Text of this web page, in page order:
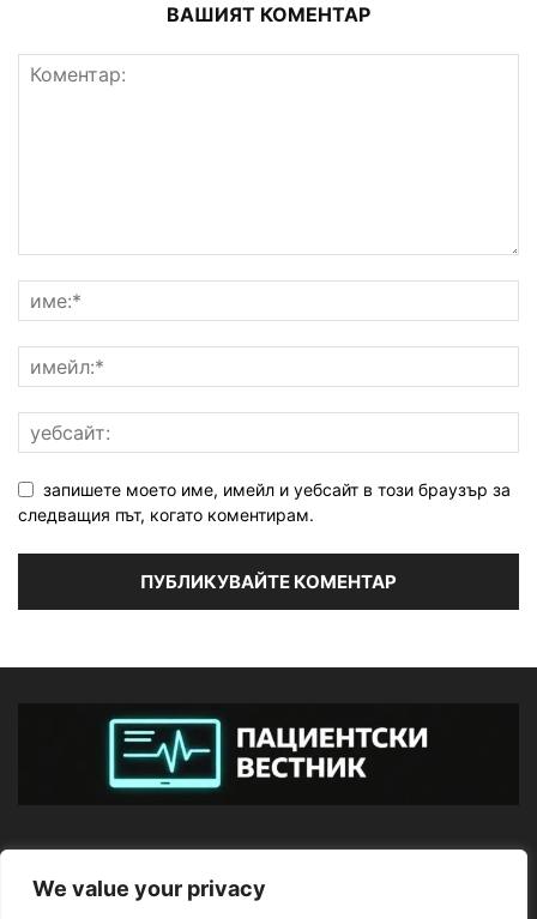
We value your privacy
ВАШИЯТ КОМЕНТАР
запишете моето име, имейл и уебсайт в този браузър за
следващия път, когато коментирам.